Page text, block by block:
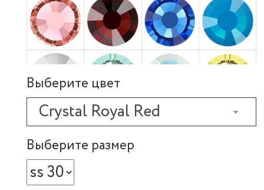
Выберите цвет
Crystal Royal Red
Выберите размер